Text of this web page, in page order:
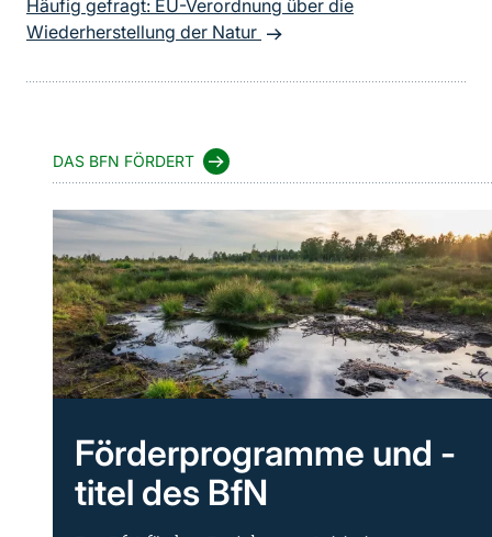
Häufig gefragt: EU-Verordnung über die
Wiederherstellung der Natur
DAS BFN FÖRDERT
Förderprogramme und -
titel des BfN